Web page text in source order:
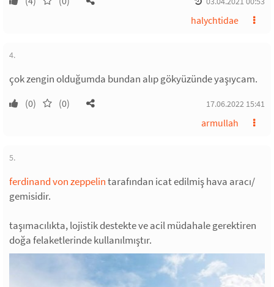
halychtidae
4.
çok zengin olduğumda bundan alıp gökyüzünde yaşıycam.
(0) (0) 17.06.2022 15:41
armullah
5.
ferdinand von zeppelintarafından icat edilmiş hava aracı/
gemisidir.
taşımacılıkta, lojistik destekte ve acil müdahale gerektiren
doğa felaketlerinde kullanılmıştır.